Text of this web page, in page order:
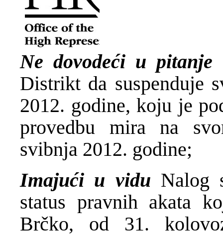
Ne dovodeći u pitanje
Distrikt da suspenduje
2012. godine, koju je
provedbu mira na
svibnja 2012. godine;
Imajući u vidu Nalog
status pravnih akata
Brčko, od 31.